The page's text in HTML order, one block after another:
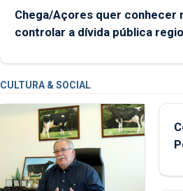
Chega/Açores quer conhecer
controlar a dívida pública
CULTURA & SOCIAL